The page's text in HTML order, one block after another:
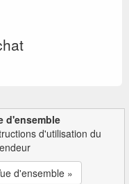
d'ensemble
d'utilisation du
d'ensemble »